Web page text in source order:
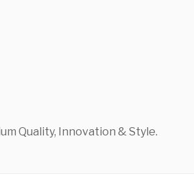
Quality, Innovation & Style.